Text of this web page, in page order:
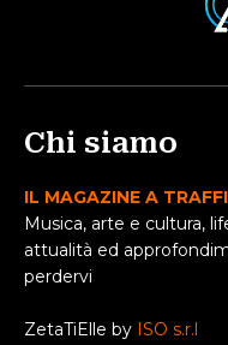
Chi siamo
IL MAGAZINE A
Musica, arte e cultura,
attualità ed
perdervi
ZetaTiElle by ISO s.r.l